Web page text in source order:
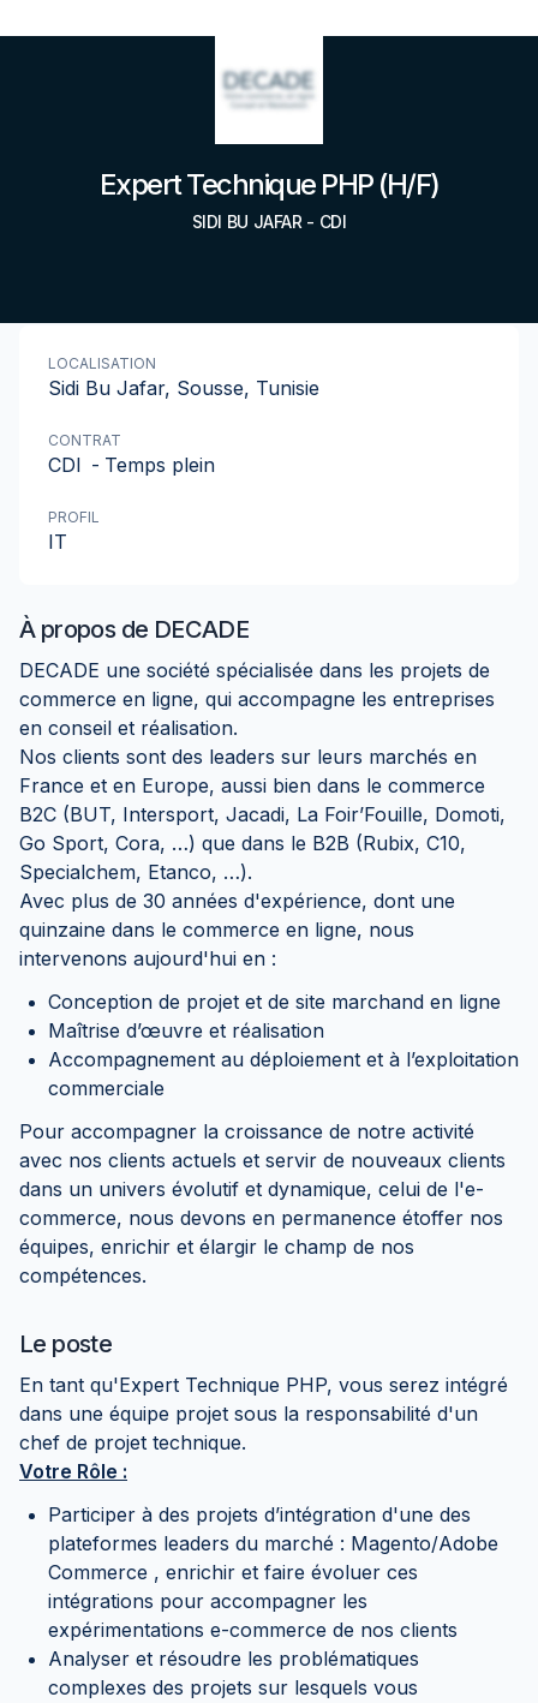
Expert Technique PHP (H/F)
SIDI BU JAFAR - CDI
À propos de DECADE
DECADE une société spécialisée dans les projets de
commerce en ligne, qui accompagne les entreprises
en conseil et réalisation.
Nos clients sont des leaders sur leurs marchés en
France et en Europe, aussi bien dans le commerce
B2C (BUT, Intersport, Jacadi, La Foir’Fouille, Domoti,
Go Sport, Cora, …) que dans le B2B (Rubix, C10,
Specialchem, Etanco, …).
Avec plus de 30 années d'expérience, dont une
quinzaine dans le commerce en ligne, nous
intervenons aujourd'hui en :
Conception de projet et de site marchand en ligne
Maîtrise d’œuvre et réalisation
Accompagnement au déploiement et à l’exploitation
commerciale
Pour accompagner la croissance de notre activité
avec nos clients actuels et servir de nouveaux clients
dans un univers évolutif et dynamique, celui de l'e-
commerce, nous devons en permanence étoffer nos
équipes, enrichir et élargir le champ de nos
compétences.
Le poste
En tant qu'Expert Technique PHP, vous serez intégré
dans une équipe projet sous la responsabilité d'un
chef de projet technique.
Votre Rôle :
Participer à des projets d’intégration d'une des
plateformes leaders du marché : Magento/Adobe
Commerce , enrichir et faire évoluer ces
intégrations pour accompagner les
expérimentations e-commerce de nos clients
Analyser et résoudre les problématiques
complexes des projets sur lesquels vous
LOCALISATION
Sidi Bu Jafar, Sousse, Tunisie
CONTRAT
CDI - Temps plein
PROFIL
IT